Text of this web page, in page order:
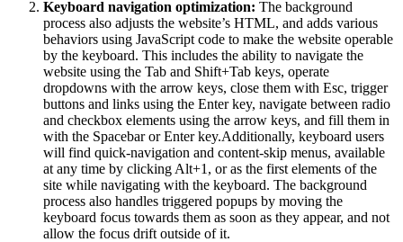
Keyboard navigation optimization: The background
process also adjusts the website’s HTML, and adds various
behaviors using JavaScript code to make the website operable
by the keyboard. This includes the ability to navigate the
website using the Tab and Shift+Tab keys, operate
dropdowns with the arrow keys, close them with Esc, trigger
buttons and links using the Enter key, navigate between radio
and checkbox elements using the arrow keys, and fill them in
with the Spacebar or Enter key.Additionally, keyboard users
will find quick-navigation and content-skip menus, available
at any time by clicking Alt+1, or as the first elements of the
site while navigating with the keyboard. The background
process also handles triggered popups by moving the
keyboard focus towards them as soon as they appear, and not
allow the focus drift outside of it.